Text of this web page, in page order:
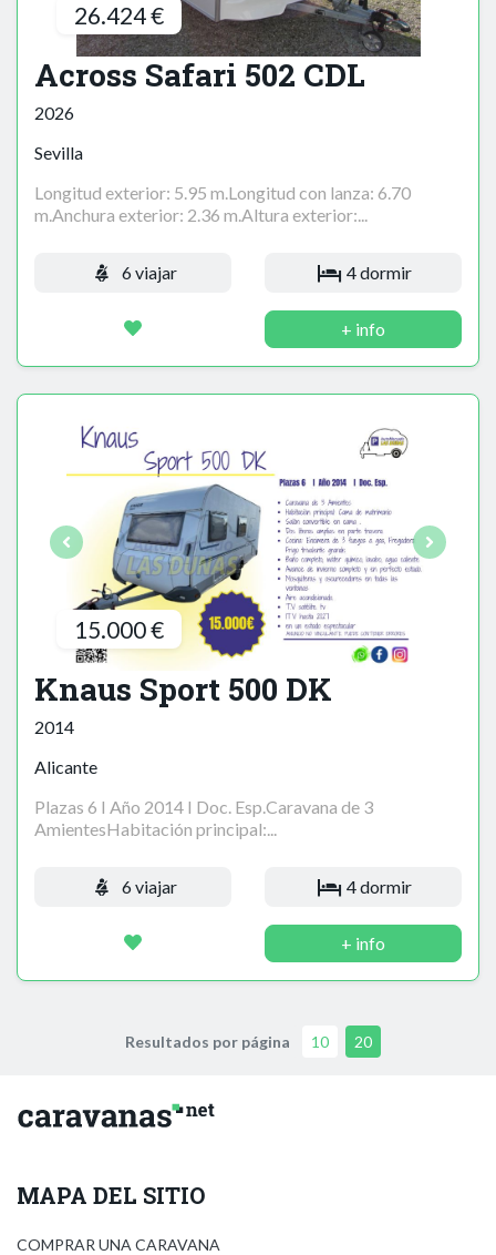
26.424 €
Across Safari 502 CDL
2026
Sevilla
Longitud exterior: 5.95 m.Longitud con lanza: 6.70
m.Anchura exterior: 2.36 m.Altura exterior:...
6 viajar 4 dormir
+ info
15.000 €
Knaus Sport 500 DK
2014
Alicante
Plazas 6 I Año 2014 I Doc. Esp.Caravana de 3
AmientesHabitación principal:...
6 viajar 4 dormir
+ info
Resultados por página 10 20
MAPA DEL SITIO
COMPRAR UNA CARAVANA